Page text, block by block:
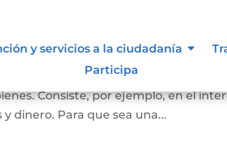
y servicios a la ciudadanía
Participa
convierta en propietaria de una
Consiste, por ejemplo, en el
dinero. Para que sea una...